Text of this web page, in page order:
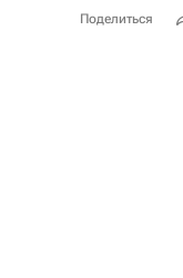
Поделиться